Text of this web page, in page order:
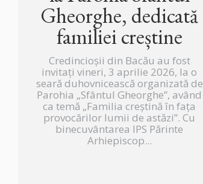
Gheorghe, dedicată
familiei creștine
Credincioșii din Bacău au fost
invitați vineri, 3 aprilie 2026, la o
seară duhovnicească organizată de
Parohia „Sfântul Gheorghe”, având
ca temă „Familia creștină în fața
provocărilor lumii de astăzi”. Cu
binecuvântarea IPS Părinte
Arhiepiscop...